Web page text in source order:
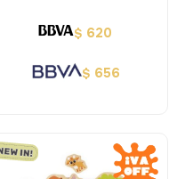
$ 620
$ 656